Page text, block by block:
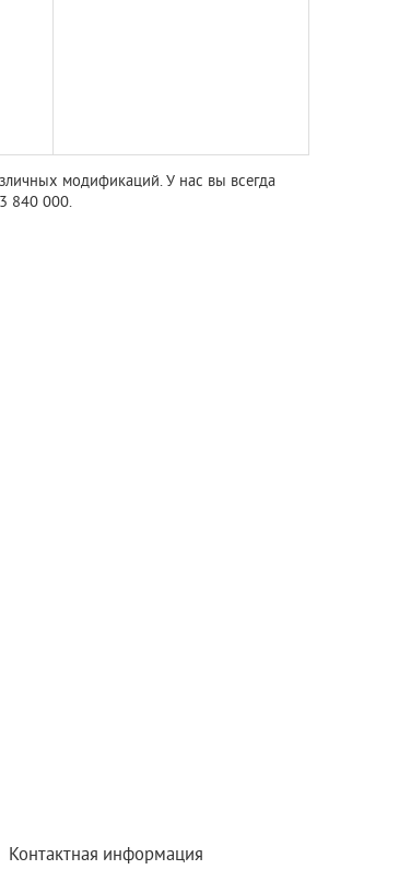
модификаций. У нас вы всегда
840 000.
Контактная информация